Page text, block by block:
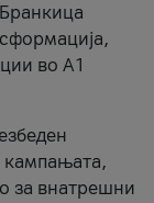
во А1
кампањата,
за внатрешни